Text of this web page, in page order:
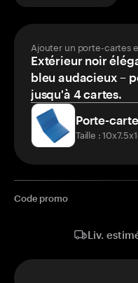
Ajouter un porte-cartes
Extérieur noir
bleu audacieux –
jusqu'à 4 cartes.
Porte-
Taille :
Code promo
Liv.